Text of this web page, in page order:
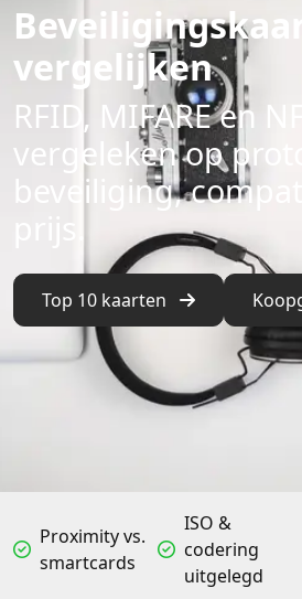
vergelijken
RFID, MIFARE en
vergeleken op
beveiliging,
Top 10 kaarten
Proximity vs.
smartcards
ISO &
codering
uitgelegd